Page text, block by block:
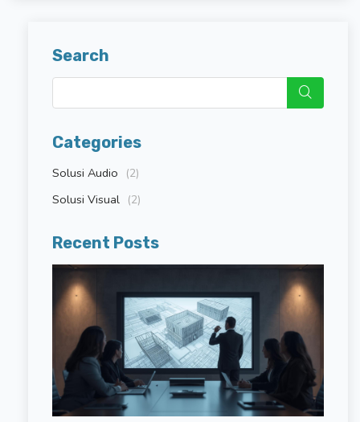
Search
Categories
Solusi Audio (2)
Solusi Visual (2)
Recent Posts